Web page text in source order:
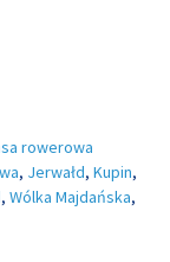
rowerowa
, Jerwałd, Kupin,
, Wólka Majdańska,